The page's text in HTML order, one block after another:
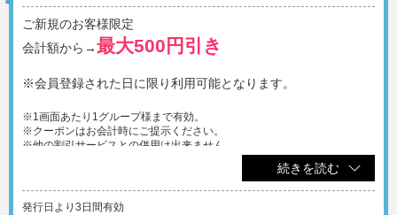
ご新規のお客様限定
会計額から→最大500円引き
※会員登録された日に限り利用可能となります。
※1画面あたり1グループ様まで有効。
※クーポンはお会計時にご提示ください。
※他の割引サービスとの併用は出来ません。
続きを読む
発行日より3日間有効